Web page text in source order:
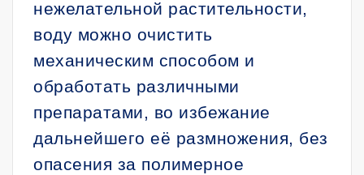
нежелательной растительности,
воду можно очистить
механическим способом и
обработать различными
препаратами, во избежание
дальнейшего её размножения, без
опасения за полимерное